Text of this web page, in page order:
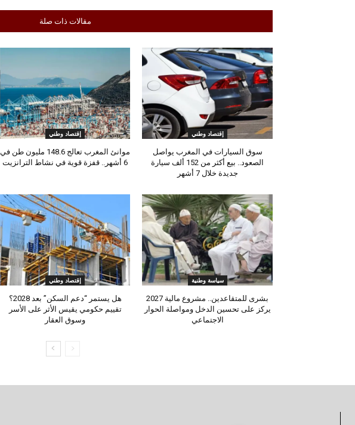
مقالات ذات صلة
إقتصاد وطني
سوق السيارات في المغرب يواصل
الصعود.. بيع أكثر من 152 ألف سيارة
جديدة خلال 7 أشهر
إقتصاد وطني
موانئ المغرب تعالج 148.6 مليون طن في
6 أشهر.. قفزة قوية في نشاط الترانزيت
سياسة وطنية
بشرى للمتقاعدين.. مشروع مالية 2027
يركز على تحسين الدخل ومواصلة الحوار
الاجتماعي
إقتصاد وطني
هل يستمر “دعم السكن” بعد 2028؟
تقييم حكومي يقيس الأثر على الأسر
وسوق العقار